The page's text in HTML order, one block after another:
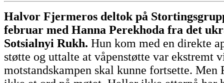
Halvor Fjermeros deltok på
februar med Hanna Perekhoda fra det
Sotsialnyi Rukh. Hun kom med en direkte
støtte og uttalte at våpenstøtte var ekstremt
motstandskampen skal kunne fortsette. Men